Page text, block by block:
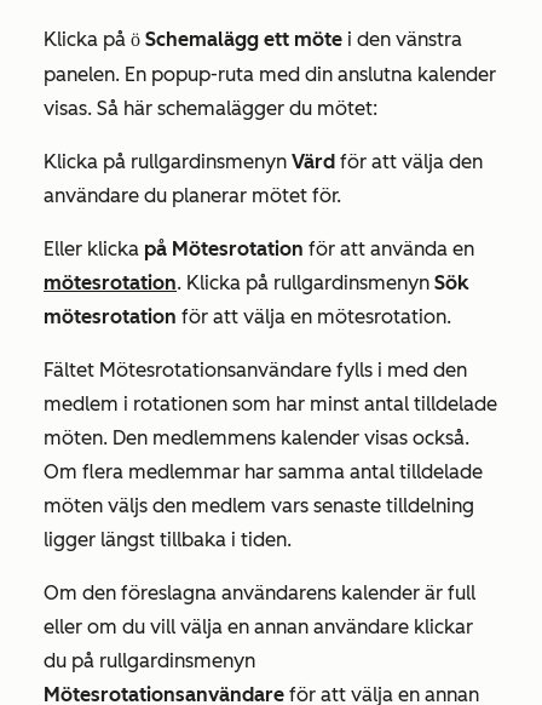
Klicka på möten Schemalägg ett möte i den vänstra
panelen. En popup-ruta med din anslutna kalender
visas. Så här schemalägger du mötet:
Klicka på rullgardinsmenyn Värd för att välja den
användare du planerar mötet för.
Eller klicka på Mötesrotation för att använda en
mötesrotation. Klicka på rullgardinsmenyn Sök
mötesrotation för att välja en mötesrotation.
Fältet Mötesrotationsanvändare fylls i med den
medlem i rotationen som har minst antal tilldelade
möten. Den medlemmens kalender visas också.
Om flera medlemmar har samma antal tilldelade
möten väljs den medlem vars senaste tilldelning
ligger längst tillbaka i tiden.
Om den föreslagna användarens kalender är full
eller om du vill välja en annan användare klickar
du på rullgardinsmenyn
Mötesrotationsanvändare för att välja en annan